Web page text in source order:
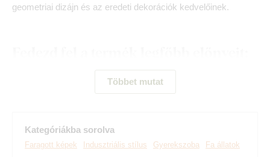
geometriai dizájn és az eredeti dekorációk kedvelőinek.
Eredeti geometriai dizájn
Egyszerű fali rögzítés
3 mm vastag faanyag
Többet mutat
Kategóriákba sorolva
Faragott képek Indusztriális stílus Gyerekszoba Fa állatok